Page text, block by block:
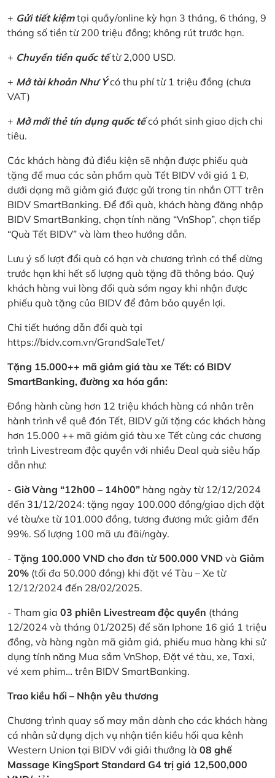
+ Gửi tiết kiệmtại quầy/online kỳ hạn 3 tháng, 6 tháng, 9
tháng số tiền từ 200 triệu đồng; không rút trước hạn.
+ Chuyển tiền quốc tếtừ 2,000 USD.
+ Mở tài khoản Như Ýcó thu phí từ 1 triệu đồng (chưa
VAT)
+ Mở mới thẻ tín dụng quốc tếcó phát sinh giao dịch chi
tiêu.
Các khách hàng đủ điều kiện sẽ nhận được phiếu quà
tặng để mua các sản phẩm quà Tết BIDV với giá 1 Đ,
dưới dạng mã giảm giá được gửi trong tin nhắn OTT trên
BIDV SmartBanking. Để đối quà, khách hàng đăng nhập
BIDV SmartBanking, chọn tính năng “VnShop”, chọn tiếp
“Quà Tết BIDV” và làm theo hướng dẫn.
Lưu ý số lượt đổi quà có hạn và chương trình có thể dừng
trước hạn khi hết số lượng quà tặng đã thông báo. Quý
khách hàng vui lòng đổi quà sớm ngay khi nhận được
phiếu quà tặng của BIDV để đảm bảo quyền lợi.
Chi tiết hướng dẫn đổi quà tại
https://bidv.com.vn/GrandSaleTet/
Tặng 15.000++ mã giảm giá tàu xe Tết: có BIDV
SmartBanking, đường xa hóa gần:
Đồng hành cùng hơn 12 triệu khách hàng cá nhân trên
hành trình về quê đón Tết, BIDV gửi tặng các khách hàng
hơn 15.000 ++ mã giảm giá tàu xe Tết cùng các chương
trình Livestream độc quyền với nhiều Deal quà siêu hấp
dẫn như:
- Giờ Vàng “12h00 – 14h00” hàng ngày từ 12/12/2024
đến 31/12/2024: tặng ngay 100.000 đồng/giao dịch đặt
vé tàu/xe từ 101.000 đồng, tương đương mức giảm đến
99%. Số lượng 100 mã ưu đãi/ngày.
- Tặng 100.000 VND cho đơn từ 500.000 VND và Giảm
20% (tối đa 50.000 đồng) khi đặt vé Tàu – Xe từ
12/12/2024 đến 28/02/2025.
- Tham gia 03 phiên Livestream độc quyền (tháng
12/2024 và tháng 01/2025) để săn Iphone 16 giá 1 triệu
đồng, và hàng ngàn mã giảm giá, phiếu mua hàng khi sử
dụng tính năng Mua sắm VnShop, Đặt vé tàu, xe, Taxi,
vé xem phim… trên BIDV SmartBanking.
Trao kiều hối – Nhận yêu thương
Chương trình quay số may mắn dành cho các khách hàng
cá nhân sử dụng dịch vụ nhận tiền kiều hối qua kênh
Western Union tại BIDV với giải thưởng là 08 ghế
Massage KingSport Standard G4 trị giá 12,500,000